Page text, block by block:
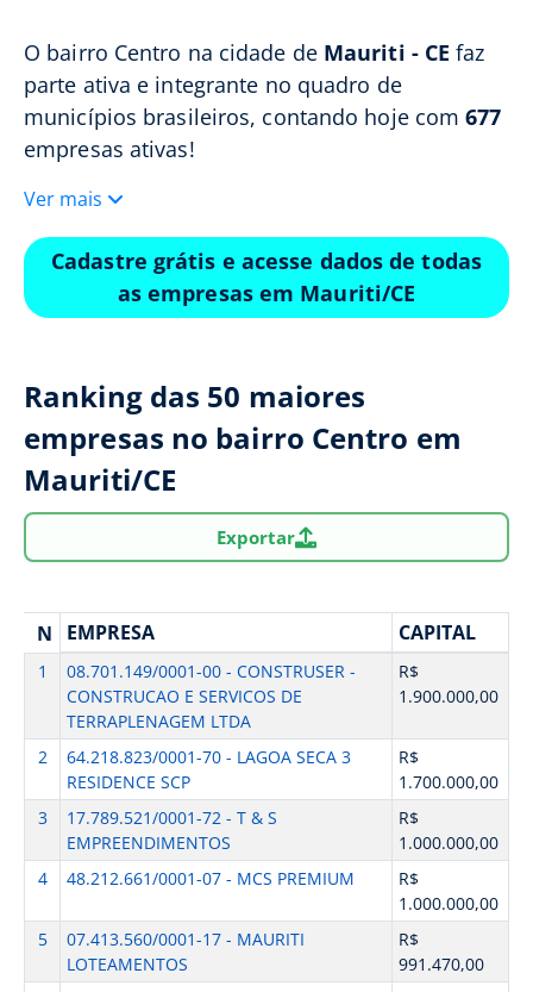
O bairro Centro na cidade de Mauriti - CE faz
parte ativa e integrante no quadro de
municípios brasileiros, contando hoje com677
empresas ativas!
Ver mais
Cadastre grátis e acesse dados de todas
as empresas em Mauriti/CE
Ranking das 50 maiores
empresas no bairro Centro em
Mauriti/CE
Exportar
N EMPRESA CAPITAL
1
08.701.149/0001-00 - CONSTRUSER -
CONSTRUCAO E SERVICOS DE
TERRAPLENAGEM LTDA
R$
1.900.000,00
2
64.218.823/0001-70 - LAGOA SECA 3
RESIDENCE SCP
R$
1.700.000,00
3
17.789.521/0001-72 - T & S
EMPREENDIMENTOS
R$
1.000.000,00
4
48.212.661/0001-07 - MCS PREMIUM
R$
1.000.000,00
5
07.413.560/0001-17 - MAURITI
LOTEAMENTOS
R$
991.470,00